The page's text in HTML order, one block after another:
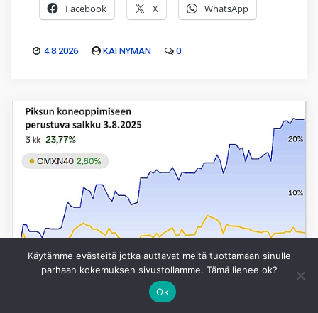
Facebook X WhatsApp
4.8.2026 KAI NYMAN 0
Käytämme evästeitä jotka auttavat meitä tuottamaan sinulle
parhaan kokemuksen sivustollamme. Tämä lienee ok?
Ok